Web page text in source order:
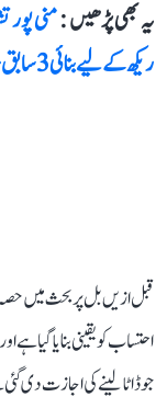
یہ بھی پڑھیں :منی پور
ریکھ کے لیے بنائی 3 سابق ججوں کی کمیٹی
قبل ازیں بل پر بحث میں
احتساب کو یقینی بنایا گیا
جو ڈاٹا لینے کی اجازت دی